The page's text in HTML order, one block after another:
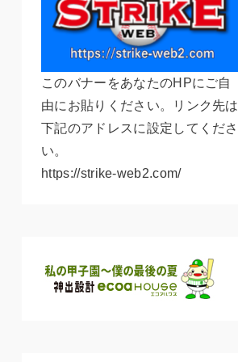
このバナーをあなたのHPにご自
由にお貼りください。リンク先は
下記のアドレスに設定してくださ
い。
https://strike-web2.com/